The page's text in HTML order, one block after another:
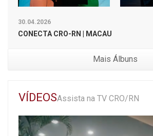
30.04.2026
CONECTA CRO-RN | MACAU
Mais Álbuns
VÍDEOSAssista na TV CRO/RN